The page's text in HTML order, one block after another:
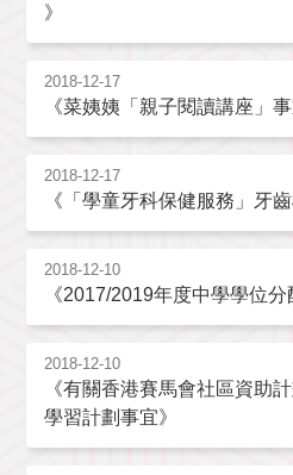
》
2018-12-17
《菜姨姨「親子閱讀講座」事
2018-12-17
《「學童牙科保健服務」牙齒
2018-12-10
《2017/2019年度中學學位分
2018-12-10
《有關香港賽馬會社區資助
學習計劃事宜》